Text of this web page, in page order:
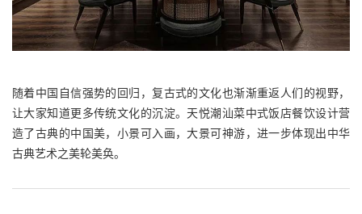
随着中国自信强势的回归，复古式的文化也渐渐重返人们的视野，
让大家知道更多传统文化的沉淀。天悦潮汕菜中式饭店餐饮设计营
造了古典的中国美，小景可入画，大景可神游，进一步体现出中华
古典艺术之美轮美奂。